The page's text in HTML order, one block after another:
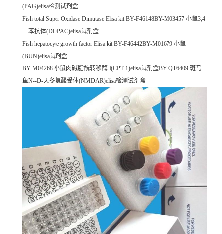
(PAG)elisa检测试剂盒
Fish total Super Oxidase Dimutase Elisa kit BY-F46148BY-M03457 小鼠3,4
二苯抗体(DOPAC)elisa试剂盒
Fish hepatocyte growth factor Elisa kit BY-F46442BY-M01679 小鼠
(BUN)elisa试剂盒
BY-M04268 小鼠肉碱脂酰转移酶 I(CPT-1)elisa试剂盒BY-QT6409 斑马
鱼N--D-天冬氨酸受体(NMDAR)elisa检测试剂盒